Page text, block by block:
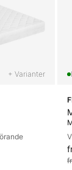
+ Varianter